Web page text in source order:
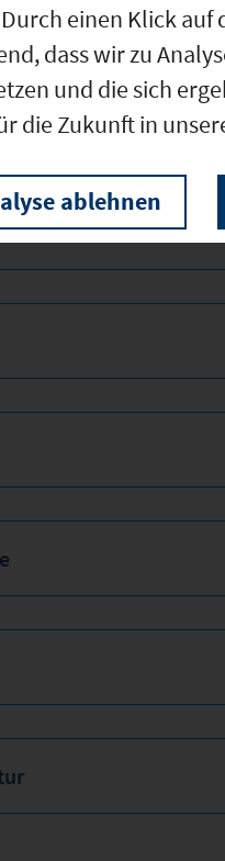
2024
einen Klick
dass wir zu
und die sich
die Zukunft in
ablehnen